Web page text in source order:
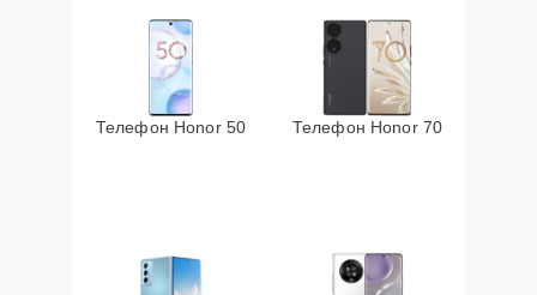
Телефон Honor 50 Телефон Honor 70